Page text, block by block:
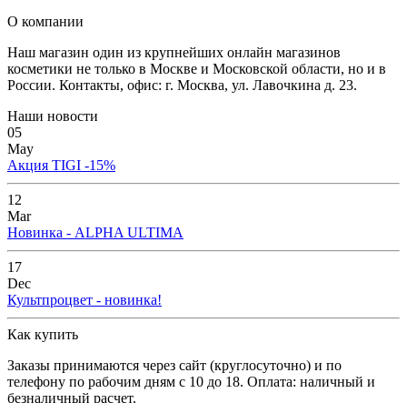
О компании
Наш магазин один из крупнейших онлайн магазинов
косметики не только в Москве и Московской области, но и в
России. Контакты, офис: г. Москва, ул. Лавочкина д. 23.
Наши новости
05
May
Акция TIGI -15%
12
Mar
Новинка - ALPHA ULTIMA
17
Dec
Культпроцвет - новинка!
Как купить
Заказы принимаются через сайт (круглосуточно) и по
телефону по рабочим дням с 10 до 18. Оплата: наличный и
безналичный расчет.